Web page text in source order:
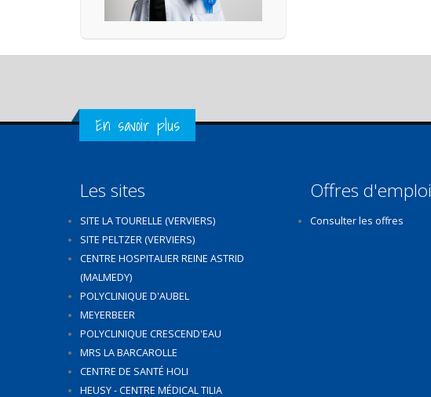
Get in Touch
En savoir plus
Les sites
SITE LA TOURELLE (VERVIERS)
SITE PELTZER (VERVIERS)
CENTRE HOSPITALIER REINE ASTRID
(MALMEDY)
POLYCLINIQUE D'AUBEL
MEYERBEER
POLYCLINIQUE CRESCEND'EAU
MRS LA BARCAROLLE
CENTRE DE SANTÉ HOLI
HEUSY - CENTRE MÉDICAL TILIA
Offres d'emploi
Consulter les offres